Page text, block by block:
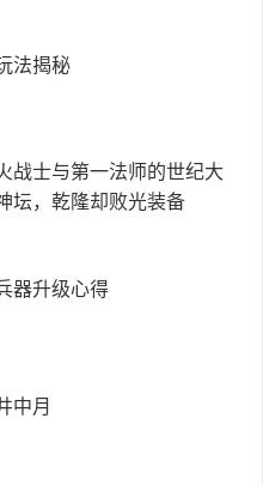
法揭秘
战士与第一法师的世纪大
坛，乾隆却败光装备
器升级心得
中月